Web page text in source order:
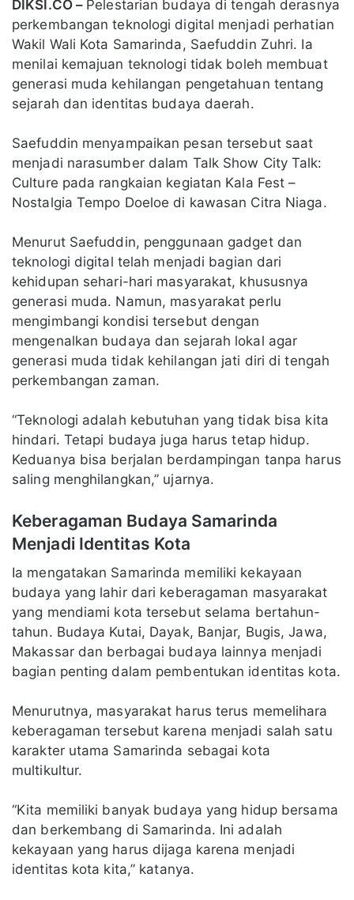
DIKSI.CO – Pelestarian budaya di tengah derasnya
perkembangan teknologi digital menjadi perhatian
Wakil Wali Kota Samarinda, Saefuddin Zuhri. Ia
menilai kemajuan teknologi tidak boleh membuat
generasi muda kehilangan pengetahuan tentang
sejarah dan identitas budaya daerah.
Saefuddin menyampaikan pesan tersebut saat
menjadi narasumber dalam Talk Show City Talk:
Culture pada rangkaian kegiatan Kala Fest –
Nostalgia Tempo Doeloe di kawasan Citra Niaga.
Menurut Saefuddin, penggunaan gadget dan
teknologi digital telah menjadi bagian dari
kehidupan sehari-hari masyarakat, khususnya
generasi muda. Namun, masyarakat perlu
mengimbangi kondisi tersebut dengan
mengenalkan budaya dan sejarah lokal agar
generasi muda tidak kehilangan jati diri di tengah
perkembangan zaman.
“Teknologi adalah kebutuhan yang tidak bisa kita
hindari. Tetapi budaya juga harus tetap hidup.
Keduanya bisa berjalan berdampingan tanpa harus
saling menghilangkan,” ujarnya.
Keberagaman Budaya Samarinda
Menjadi Identitas Kota
Ia mengatakan Samarinda memiliki kekayaan
budaya yang lahir dari keberagaman masyarakat
yang mendiami kota tersebut selama bertahun-
tahun. Budaya Kutai, Dayak, Banjar, Bugis, Jawa,
Makassar dan berbagai budaya lainnya menjadi
bagian penting dalam pembentukan identitas kota.
Menurutnya, masyarakat harus terus memelihara
keberagaman tersebut karena menjadi salah satu
karakter utama Samarinda sebagai kota
multikultur.
“Kita memiliki banyak budaya yang hidup bersama
dan berkembang di Samarinda. Ini adalah
kekayaan yang harus dijaga karena menjadi
identitas kota kita,” katanya.